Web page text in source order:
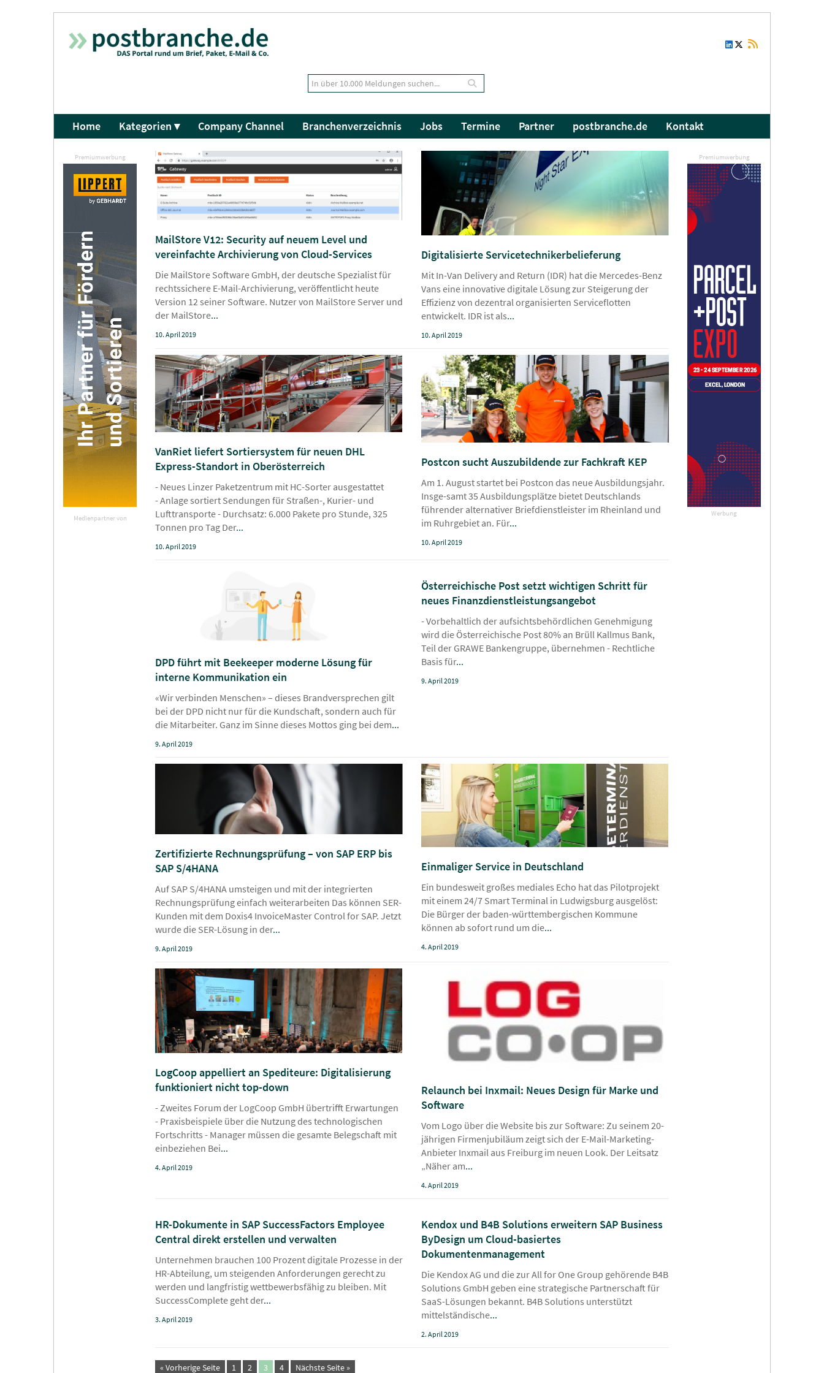
Home Kategorien ▾ Company Channel Branchenverzeichnis Jobs Termine Partner postbranche.de Kontakt
Premiumwerbung
Werbung
Premiumwerbung
Medienpartner von
MailStore V12: Security auf neuem Level und
vereinfachte Archivierung von Cloud-Services
Die MailStore Software GmbH, der deutsche Spezialist für
rechtssichere E-Mail-Archivierung, veröffentlicht heute
Version 12 seiner Software. Nutzer von MailStore Server und
der MailStore...
10. April 2019
Digitalisierte Servicetechnikerbelieferung
Mit In-Van Delivery and Return (IDR) hat die Mercedes-Benz
Vans eine innovative digitale Lösung zur Steigerung der
Effizienz von dezentral organisierten Serviceflotten
entwickelt. IDR ist als...
10. April 2019
VanRiet liefert Sortiersystem für neuen DHL
Express-Standort in Oberösterreich
- Neues Linzer Paketzentrum mit HC-Sorter ausgestattet
- Anlage sortiert Sendungen für Straßen-, Kurier- und
Lufttransporte - Durchsatz: 6.000 Pakete pro Stunde, 325
Tonnen pro Tag Der...
10. April 2019
Postcon sucht Auszubildende zur Fachkraft KEP
Am 1. August startet bei Postcon das neue Ausbildungsjahr.
Insge-samt 35 Ausbildungsplätze bietet Deutschlands
führender alternativer Briefdienstleister im Rheinland und
im Ruhrgebiet an. Für...
10. April 2019
DPD führt mit Beekeeper moderne Lösung für
interne Kommunikation ein
«Wir verbinden Menschen» – dieses Brandversprechen gilt
bei der DPD nicht nur für die Kundschaft, sondern auch für
die Mitarbeiter. Ganz im Sinne dieses Mottos ging bei dem...
9. April 2019
Österreichische Post setzt wichtigen Schritt für
neues Finanzdienstleistungsangebot
- Vorbehaltlich der aufsichtsbehördlichen Genehmigung
wird die Österreichische Post 80% an Brüll Kallmus Bank,
Teil der GRAWE Bankengruppe, übernehmen - Rechtliche
Basis für...
9. April 2019
Zertifizierte Rechnungsprüfung – von SAP ERP bis
SAP S/4HANA
Auf SAP S/4HANA umsteigen und mit der integrierten
Rechnungsprüfung einfach weiterarbeiten Das können SER-
Kunden mit dem Doxis4 InvoiceMaster Control for SAP. Jetzt
wurde die SER-Lösung in der...
9. April 2019
Einmaliger Service in Deutschland
Ein bundesweit großes mediales Echo hat das Pilotprojekt
mit einem 24/7 Smart Terminal in Ludwigsburg ausgelöst:
Die Bürger der baden-württembergischen Kommune
können ab sofort rund um die...
4. April 2019
LogCoop appelliert an Spediteure: Digitalisierung
funktioniert nicht top-down
- Zweites Forum der LogCoop GmbH übertrifft Erwartungen
- Praxisbeispiele über die Nutzung des technologischen
Fortschritts - Manager müssen die gesamte Belegschaft mit
einbeziehen Bei...
4. April 2019
Relaunch bei Inxmail: Neues Design für Marke und
Software
Vom Logo über die Website bis zur Software: Zu seinem 20-
jährigen Firmenjubiläum zeigt sich der E-Mail-Marketing-
Anbieter Inxmail aus Freiburg im neuen Look. Der Leitsatz
„Näher am...
4. April 2019
HR-Dokumente in SAP SuccessFactors Employee
Central direkt erstellen und verwalten
Unternehmen brauchen 100 Prozent digitale Prozesse in der
HR-Abteilung, um steigenden Anforderungen gerecht zu
werden und langfristig wettbewerbsfähig zu bleiben. Mit
SuccessComplete geht der...
3. April 2019
Kendox und B4B Solutions erweitern SAP Business
ByDesign um Cloud-basiertes
Dokumentenmanagement
Die Kendox AG und die zur All for One Group gehörende B4B
Solutions GmbH geben eine strategische Partnerschaft für
SaaS-Lösungen bekannt. B4B Solutions unterstützt
mittelständische...
2. April 2019
« Vorherige Seite 1 2 3 4 Nächste Seite »